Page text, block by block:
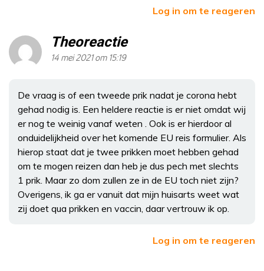
Log in om te reageren
Theoreactie
14 mei 2021 om 15:19
De vraag is of een tweede prik nadat je corona hebt
gehad nodig is. Een heldere reactie is er niet omdat wij
er nog te weinig vanaf weten . Ook is er hierdoor al
onduidelijkheid over het komende EU reis formulier. Als
hierop staat dat je twee prikken moet hebben gehad
om te mogen reizen dan heb je dus pech met slechts
1 prik. Maar zo dom zullen ze in de EU toch niet zijn?
Overigens, ik ga er vanuit dat mijn huisarts weet wat
zij doet qua prikken en vaccin, daar vertrouw ik op.
Log in om te reageren